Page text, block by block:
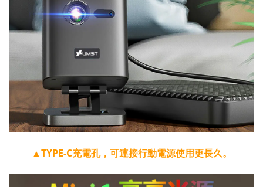
▲TYPE-C充電孔，可連接行動電源使用更長久。